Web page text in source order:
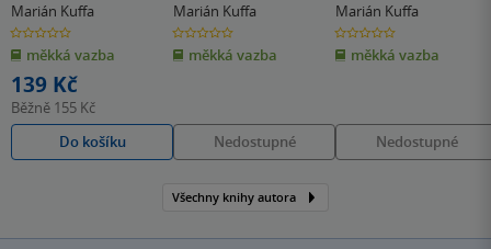
Marián Kuffa
0.0
z
5
hvězdiček
měkká vazba
139 Kč
Běžně 155 Kč
Do košíku
Marián Kuffa
0.0
z
5
hvězdiček
měkká vazba
Nedostupné
Marián Kuffa
0.0
z
5
hvězdiček
měkká vazba
Nedostupné
Všechny knihy autora